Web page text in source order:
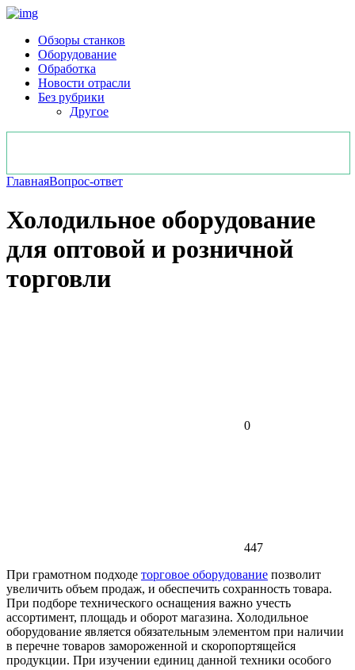
Обзоры станков
Оборудование
Обработка
Новости отрасли
Без рубрики
Другое
ГлавнаяВопрос-ответ
Холодильное оборудование
для оптовой и розничной
торговли
0
447
При грамотном подходе торговое оборудование позволит
увеличить объем продаж, и обеспечить сохранность товара.
При подборе технического оснащения важно учесть
ассортимент, площадь и оборот магазина. Холодильное
оборудование является обязательным элементом при наличии
в перечне товаров замороженной и скоропортящейся
продукции. При изучении единиц данной техники особого